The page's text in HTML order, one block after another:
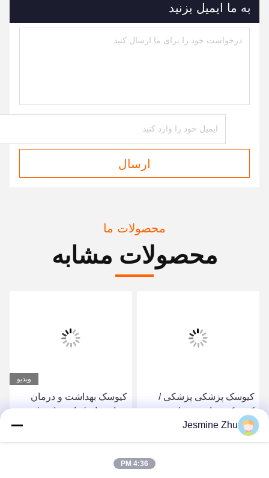
به ما ایمیل بزنید
ارسال
محصولات ما
محصولات مشابه
کیوسک پزشکی پزشکی /
کیوسک بهداشتی برای
بیمارستان ، کیوسک سلف
سرویس توسط LKS
بهترین قیمت را دریافت کنید
ویدیو
کیوسک بهداشت و درمان
بیمارستان / داروسازی /
MDD و USA FDCA
توسط LKS
بهترین قیمت را دریافت کنید
Jesmine Zhu
4:36 PM